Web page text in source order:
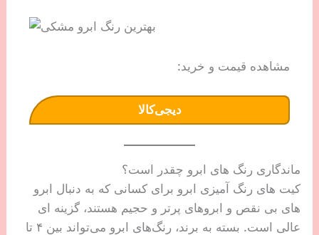
مشاهده قیمت و خرید:
دیجی‌کالا
ماندگاری رنگ های ابرو چقدر است؟
کیت های رنگ آمیزی ابرو برای کسانی که به دنبال ابرو
های بی نقص و ابروهای پرتر و حجیم هستند، گزینه ای
عالی است. بسته به برند، رنگ‌های ابرو می‌تواند بین ۴ تا